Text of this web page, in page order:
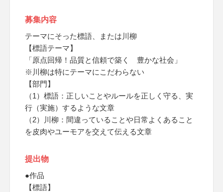
募集内容
テーマにそった標語、または川柳
【標語テーマ】
「原点回帰！品質と信頼で築く 豊かな社会」
※川柳は特にテーマにこだわらない
【部門】
（1）標語：正しいことやルールを正しく守る、実
行（実施）するような文章
（2）川柳：間違っていることや日常よくあること
を皮肉やユーモアを交えて伝える文章
提出物
●作品
【標語】